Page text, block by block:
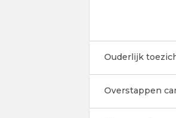
Ouderlijk
Overstappen